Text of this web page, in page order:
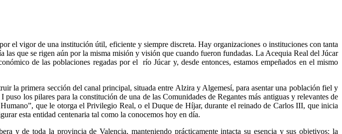
el vigor de una institución útil, eficiente y siempre discreta. Hay organizaciones o instituciones con tanta
que se rigen aún por la misma misión y visión que cuando fueron fundadas. La Acequia Real del Júcar
de las poblaciones regadas por el río Júcar y, desde entonces, estamos empeñados en el mismo
la primera sección del canal principal, situada entre Alzira y Algemesí, para asentar una población fiel y
los pilares para la constitución de una de las Comunidades de Regantes más antiguas y relevantes de
que le otorga el Privilegio Real, o el Duque de Híjar, durante el reinado de Carlos III, que inicia
esta entidad centenaria tal como la conocemos hoy en día.
y de toda la provincia de Valencia, manteniendo prácticamente intacta su esencia y sus objetivos: la